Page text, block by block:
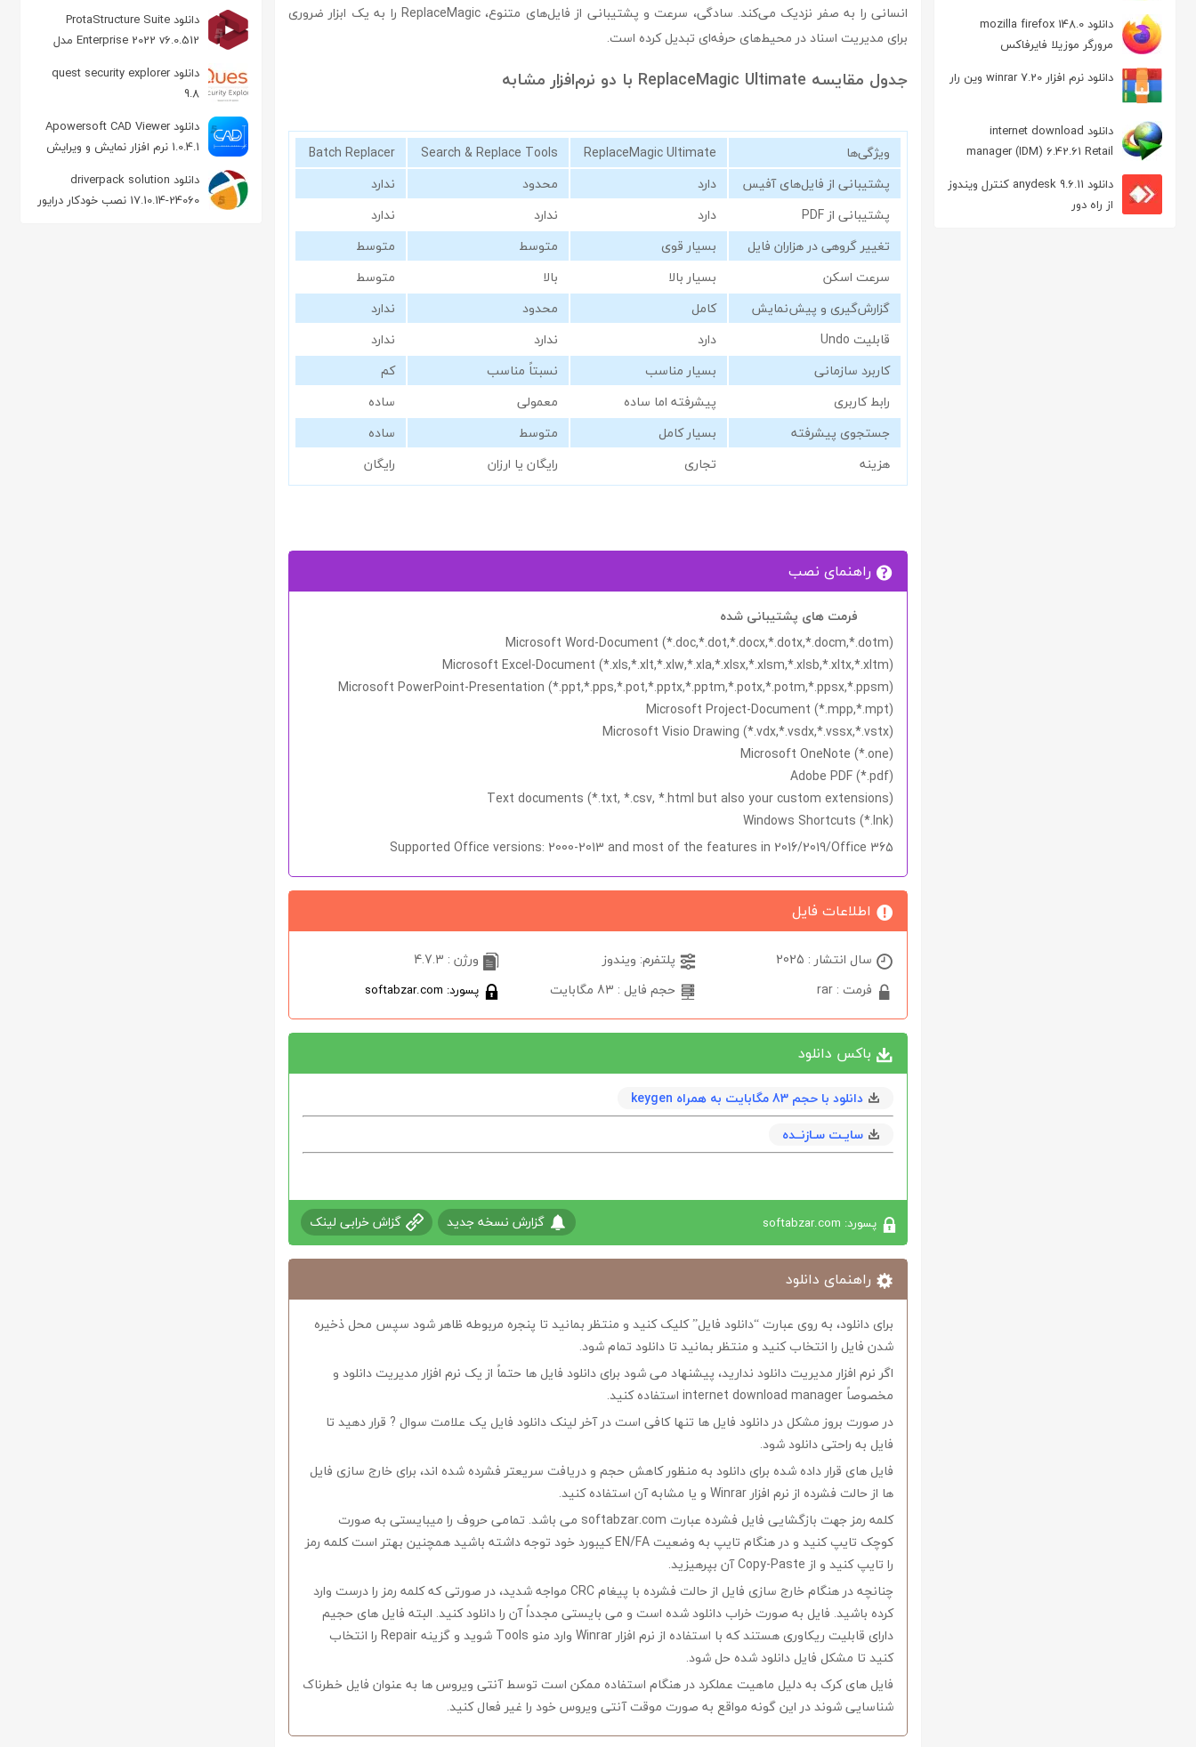
مرورگر گوگل کروم
دانلود mozilla firefox 148.0
مرورگر موزیلا فایرفاکس
دانلود نرم افزار winrar 7.20 وین رار
دانلود internet download
manager (IDM) 6.42.61 Retail
مدیریت دانلود
دانلود anydesk 9.6.11 کنترل ویندوز
از راه دور
انسانی را به صفر نزدیک می‌کند. سادگی، سرعت و پشتیبانی از فایل‌های متنوع، ReplaceMagic را به یک ابزار ضروری
برای مدیریت اسناد در محیط‌های حرفه‌ای تبدیل کرده است.
جدول مقایسه ReplaceMagic Ultimate با دو نرم‌افزار مشابه
ویژگی‌ها ReplaceMagic Ultimate
Search & Replace Tools
Batch Replacer
پشتیبانی از فایل‌های آفیس
دارد محدود
ندارد
پشتیبانی از PDF
دارد ندارد
ندارد
تغییر گروهی در هزاران فایل
بسیار قوی متوسط
متوسط
سرعت اسکن
بسیار بالا بالا
متوسط
گزارش‌گیری و پیش‌نمایش
کامل محدود
ندارد
قابلیت Undo
دارد ندارد
ندارد
کاربرد سازمانی
بسیار مناسب نسبتاً مناسب
کم
رابط کاربری
پیشرفته اما ساده معمولی
ساده
جستجوی پیشرفته
بسیار کامل متوسط
ساده
هزینه
تجاری رایگان یا ارزان رایگان
راهنمای نصب
فرمت های پشتیبانی شده
Microsoft Word-Document (*.doc,*.dot,*.docx,*.dotx,*.docm,*.dotm)
Microsoft Excel-Document (*.xls,*.xlt,*.xlw,*.xla,*.xlsx,*.xlsm,*.xlsb,*.xltx,*.xltm)
Microsoft PowerPoint-Presentation (*.ppt,*.pps,*.pot,*.pptx,*.pptm,*.potx,*.potm,*.ppsx,*.ppsm)
Microsoft Project-Document (*.mpp,*.mpt)
Microsoft Visio Drawing (*.vdx,*.vsdx,*.vssx,*.vstx)
Microsoft OneNote (*.one)
Adobe PDF (*.pdf)
Text documents (*.txt, *.csv, *.html but also your custom extensions)
Windows Shortcuts (*.lnk)
Supported Office versions: 2000-2013 and most of the features in 2016/2019/Office 365
اطلاعات فایل
سال انتشار : 2025 پلتفرم: ویندوز
ورژن : 4.7.3
فرمت : rar
حجم فایل : 83 مگابایت پسورد: softabzar.com
باکس دانلود
دانلود با حجم 83 مگابايت به همراه keygen
سایـت سـازنــده
پسورد: softabzar.com گزارش نسخه جدید گزاش خرابی لینک
راهنمای دانلود
برای دانلود، به روی عبارت “دانلود فایل” کلیک کنید و منتظر بمانید تا پنجره مربوطه ظاهر شود سپس محل ذخیره
شدن فایل را انتخاب کنید و منتظر بمانید تا دانلود تمام شود.
اگر نرم افزار مدیریت دانلود ندارید، پیشنهاد می شود برای دانلود فایل ها حتماً از یک نرم افزار مدیریت دانلود و
مخصوصاً internet download manager استفاده کنید.
در صورت بروز مشکل در دانلود فایل ها تنها کافی است در آخر لینک دانلود فایل یک علامت سوال ? قرار دهید تا
فایل به راحتی دانلود شود.
فایل های قرار داده شده برای دانلود به منظور کاهش حجم و دریافت سریعتر فشرده شده اند، برای خارج سازی فایل
ها از حالت فشرده از نرم افزار Winrar و یا مشابه آن استفاده کنید.
کلمه رمز جهت بازگشایی فایل فشرده عبارت softabzar.com می باشد. تمامی حروف را میبایستی به صورت
کوچک تایپ کنید و در هنگام تایپ به وضعیت EN/FA کیبورد خود توجه داشته باشید همچنین بهتر است کلمه رمز
را تایپ کنید و از Copy-Paste آن بپرهیزید.
چنانچه در هنگام خارج سازی فایل از حالت فشرده با پیغام CRC مواجه شدید، در صورتی که کلمه رمز را درست وارد
کرده باشید. فایل به صورت خراب دانلود شده است و می بایستی مجدداً آن را دانلود کنید. البته فایل های حجیم
دارای قابلیت ریکاوری هستند که با استفاده از نرم افزار Winrar وارد منو Tools شوید و گزینه Repair را انتخاب
کنید تا مشکل فایل دانلود شده حل شود.
فایل های کرک به دلیل ماهیت عملکرد در هنگام استفاده ممکن است توسط آنتی ویروس ها به عنوان فایل خطرناک
شناسایی شوند در این گونه مواقع به صورت موقت آنتی ویروس خود را غیر فعال کنید.
دانلود ProtaStructure Suite
Enterprise 2022 v6.0.512 مدل
دانلود quest security explorer
9.8
دانلود Apowersoft CAD Viewer
1.0.4.1 نرم افزار نمایش و ویرایش
سریع فایل CAD
دانلود driverpack solution
17.10.14-24060 نصب خودکار درایور